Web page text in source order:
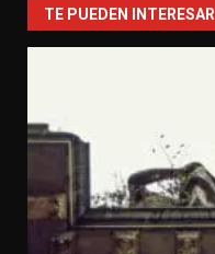
TE PUEDEN INTERESAR